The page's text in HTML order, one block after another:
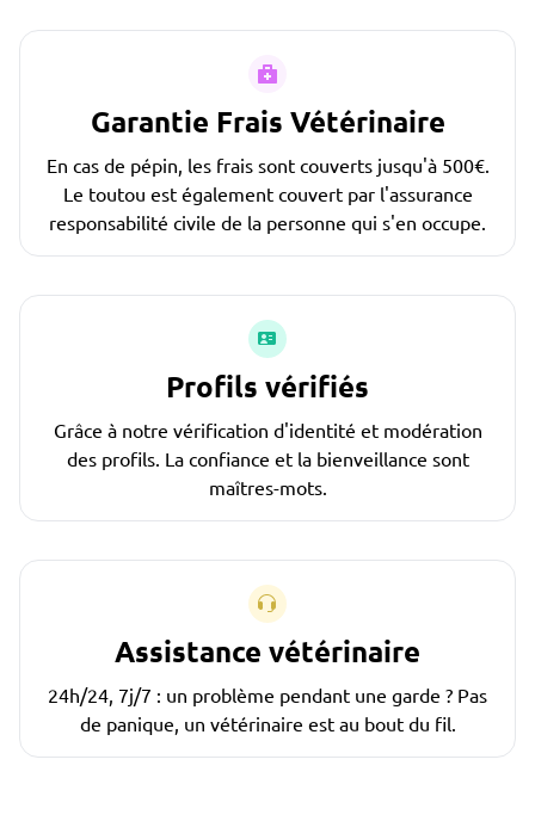
Garantie Frais Vétérinaire
En cas de pépin, les frais sont couverts jusqu'à 500€.
Le toutou est également couvert par l'assurance
responsabilité civile de la personne qui s'en occupe.
Profils vérifiés
Grâce à notre vérification d'identité et modération
des profils. La confiance et la bienveillance sont
maîtres-mots.
Assistance vétérinaire
24h/24, 7j/7 : un problème pendant une garde ? Pas
de panique, un vétérinaire est au bout du fil.